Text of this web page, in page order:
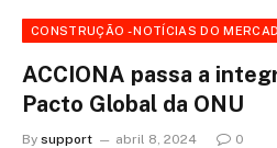
CONSTRUÇÃO - NOTÍCIAS DO
ACCIONA passa a
Pacto Global da ONU
By support abril 8, 2024 0